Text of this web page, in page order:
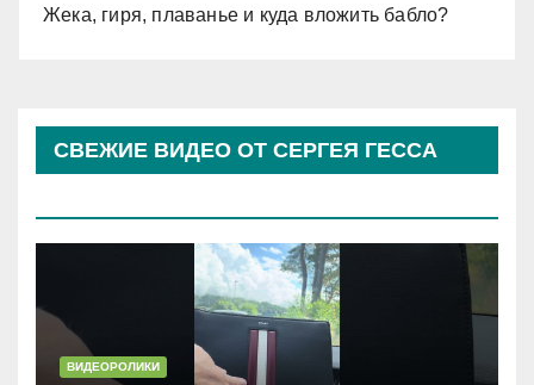
Жека, гиря, плаванье и куда вложить бабло?
СВЕЖИЕ ВИДЕО ОТ СЕРГЕЯ ГЕССА
ВИДЕОРОЛИКИ